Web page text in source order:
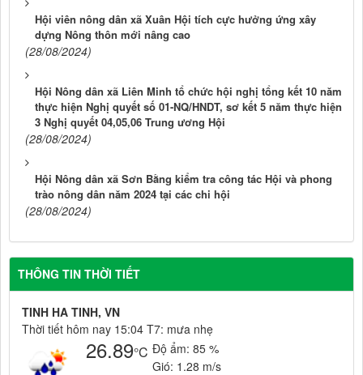
Hội viên nông dân xã Xuân Hội tích cực hưởng ứng xây
dựng Nông thôn mới nâng cao
(28/08/2024)
Hội Nông dân xã Liên Minh tổ chức hội nghị tổng kết 10 năm
thực hiện Nghị quyết số 01-NQ/HNDT, sơ kết 5 năm thực hiện
3 Nghị quyết 04,05,06 Trung ương Hội
(28/08/2024)
Hội Nông dân xã Sơn Bằng kiểm tra công tác Hội và phong
trào nông dân năm 2024 tại các chi hội
(28/08/2024)
THÔNG TIN THỜI TIẾT
TINH HA TINH, VN
Thời tiết hôm nay 15:04 T7: mưa nhẹ
26.89°C Độ ẩm: 85 %
Gió: 1.28 m/s